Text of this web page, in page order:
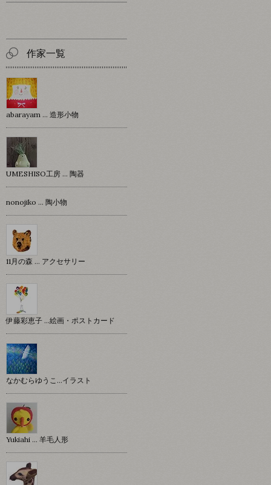
作家一覧
abarayam … 造形小物
UMESHISO工房 … 陶器
nonojiko ... 陶小物
11月の森 … アクセサリー
伊藤彩恵子 …絵画・ポストカード
なかむらゆうこ…イラスト
Yukiahi … 羊毛人形